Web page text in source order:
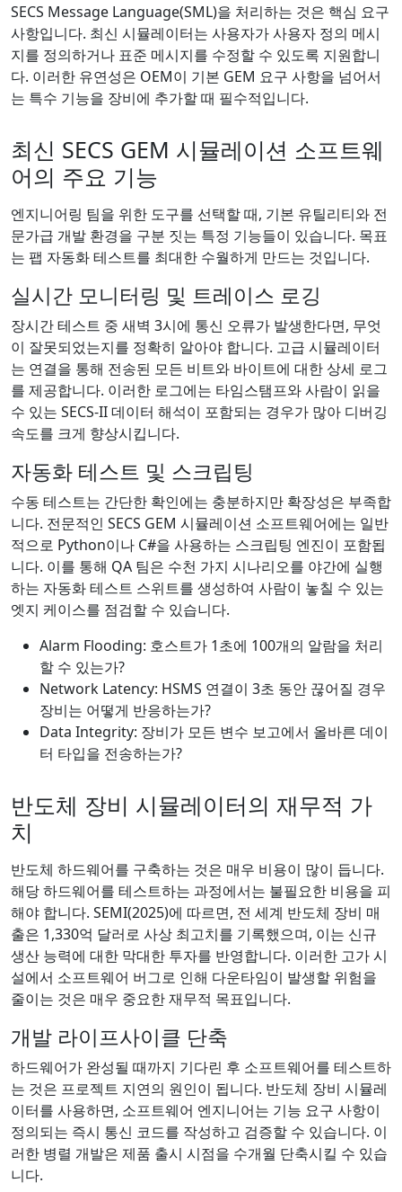
SECS Message Language(SML)을 처리하는 것은 핵심 요구
사항입니다. 최신 시뮬레이터는 사용자가 사용자 정의 메시
지를 정의하거나 표준 메시지를 수정할 수 있도록 지원합니
다. 이러한 유연성은 OEM이 기본 GEM 요구 사항을 넘어서
는 특수 기능을 장비에 추가할 때 필수적입니다.
최신 SECS GEM 시뮬레이션 소프트웨
어의 주요 기능
엔지니어링 팀을 위한 도구를 선택할 때, 기본 유틸리티와 전
문가급 개발 환경을 구분 짓는 특정 기능들이 있습니다. 목표
는 팹 자동화 테스트를 최대한 수월하게 만드는 것입니다.
실시간 모니터링 및 트레이스 로깅
장시간 테스트 중 새벽 3시에 통신 오류가 발생한다면, 무엇
이 잘못되었는지를 정확히 알아야 합니다. 고급 시뮬레이터
는 연결을 통해 전송된 모든 비트와 바이트에 대한 상세 로그
를 제공합니다. 이러한 로그에는 타임스탬프와 사람이 읽을
수 있는 SECS-II 데이터 해석이 포함되는 경우가 많아 디버깅
속도를 크게 향상시킵니다.
자동화 테스트 및 스크립팅
수동 테스트는 간단한 확인에는 충분하지만 확장성은 부족합
니다. 전문적인 SECS GEM 시뮬레이션 소프트웨어에는 일반
적으로 Python이나 C#을 사용하는 스크립팅 엔진이 포함됩
니다. 이를 통해 QA 팀은 수천 가지 시나리오를 야간에 실행
하는 자동화 테스트 스위트를 생성하여 사람이 놓칠 수 있는
엣지 케이스를 점검할 수 있습니다.
Alarm Flooding: 호스트가 1초에 100개의 알람을 처리
할 수 있는가?
Network Latency: HSMS 연결이 3초 동안 끊어질 경우
장비는 어떻게 반응하는가?
Data Integrity: 장비가 모든 변수 보고에서 올바른 데이
터 타입을 전송하는가?
반도체 장비 시뮬레이터의 재무적 가
치
반도체 하드웨어를 구축하는 것은 매우 비용이 많이 듭니다.
해당 하드웨어를 테스트하는 과정에서는 불필요한 비용을 피
해야 합니다. SEMI(2025)에 따르면, 전 세계 반도체 장비 매
출은 1,330억 달러로 사상 최고치를 기록했으며, 이는 신규
생산 능력에 대한 막대한 투자를 반영합니다. 이러한 고가 시
설에서 소프트웨어 버그로 인해 다운타임이 발생할 위험을
줄이는 것은 매우 중요한 재무적 목표입니다.
개발 라이프사이클 단축
하드웨어가 완성될 때까지 기다린 후 소프트웨어를 테스트하
는 것은 프로젝트 지연의 원인이 됩니다. 반도체 장비 시뮬레
이터를 사용하면, 소프트웨어 엔지니어는 기능 요구 사항이
정의되는 즉시 통신 코드를 작성하고 검증할 수 있습니다. 이
러한 병렬 개발은 제품 출시 시점을 수개월 단축시킬 수 있습
니다.